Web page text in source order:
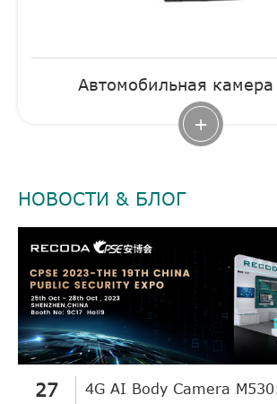
Автомобильная камера
+
НОВОСТИ & БЛОГ
27
4G AI Body Camera